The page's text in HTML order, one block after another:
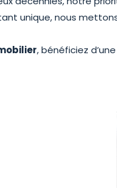
unique, nous
, bénéficiez d’une